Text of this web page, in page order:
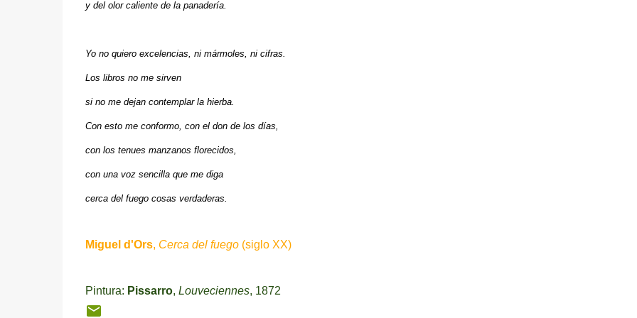
y del olor caliente de la panadería.
Yo no quiero excelencias, ni mármoles, ni cifras.
Los libros no me sirven
si no me dejan contemplar la hierba.
Con esto me conformo, con el don de los días,
con los tenues manzanos florecidos,
con una voz sencilla que me diga
cerca del fuego cosas verdaderas.
Miguel d'Ors, Cerca del fuego(siglo XX)
Pintura: Pissarro, Louveciennes, 1872